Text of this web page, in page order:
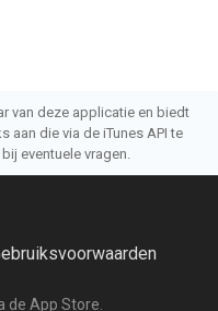
van deze applicatie en biedt
aan die via de iTunes API te
bij eventuele vragen.
de App Store.